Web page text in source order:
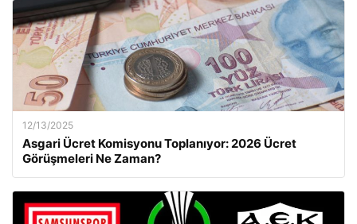
12/13/2025
Asgari Ücret Komisyonu Toplanıyor: 2026 Ücret
Görüşmeleri Ne Zaman?